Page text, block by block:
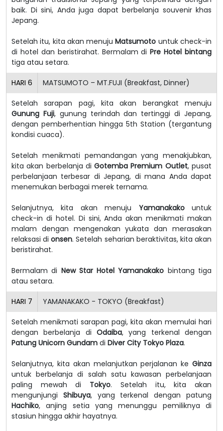
baik. Di sini, Anda juga dapat berbelanja souvenir khas
Jepang.
Setelah itu, kita akan menujuMatsumoto untuk check-in
di hotel dan beristirahat. Bermalam diPre Hotel bintang
tiga atau setara.
HARI 6 MATSUMOTO – MT.FUJI (Breakfast, Dinner)
Setelah sarapan pagi, kita akan berangkat menuju
Gunung Fuji, gunung terindah dan tertinggi di Jepang,
dengan pemberhentian hingga 5th Station (tergantung
kondisi cuaca).
Setelah menikmati pemandangan yang menakjubkan,
kita akan berbelanja diGotemba Premium Outlet, pusat
perbelanjaan terbesar di Jepang, di mana Anda dapat
menemukan berbagai merek ternama.
Selanjutnya, kita akan menuju Yamanakakountuk
check-in di hotel. Di sini, Anda akan menikmati makan
malam dengan mengenakan yukata dan merasakan
relaksasi dionsen. Setelah seharian beraktivitas, kita akan
beristirahat.
Bermalam di New Star Hotel Yamanakako bintang tiga
atau setara.
HARI 7 YAMANAKAKO - TOKYO (Breakfast)
Setelah menikmati sarapan pagi, kita akan memulai hari
dengan berbelanja di Odaiba, yang terkenal dengan
Patung Unicorn Gundam di Diver City Tokyo Plaza.
Selanjutnya, kita akan melanjutkan perjalanan ke Ginza
untuk berbelanja di salah satu kawasan perbelanjaan
paling mewah di Tokyo. Setelah itu, kita akan
mengunjungi Shibuya, yang terkenal dengan patung
Hachiko, anjing setia yang menunggu pemiliknya di
stasiun hingga akhir hayatnya.